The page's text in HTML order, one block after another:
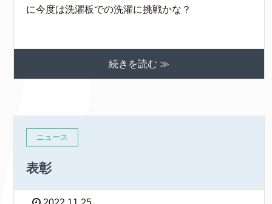
に今度は洗濯板での洗濯に挑戦かな？
続きを読む ≫
ニュース
表彰